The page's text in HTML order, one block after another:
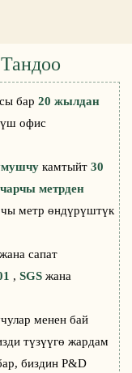
бар20 жылдан
офис
камтыйт30
метрден
метр өндүрүштүк
сапат
,SGSжана
менен бай
түзүүгө жардам
биздин Р&D